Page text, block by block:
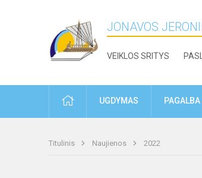
JONAVOS
VEIKLOS SRITYS
PRADŽIAUGDYMAS
Titulinis Naujienos 2022